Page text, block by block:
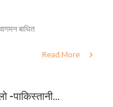
बाधित
Read More
-पाकिस्तानी...